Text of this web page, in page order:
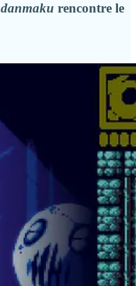
danmaku rencontre le